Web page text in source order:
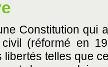
Constitution qui
(réformé en
libertés telles que